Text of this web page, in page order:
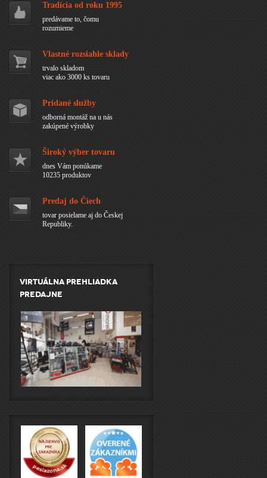
Tradícia od roku 1995
predávame to, čomu
rozumieme
Vlastné rozsiahle sklady
trvalo skladom
viac ako 3000 ks tovaru
Pridané služby
odborná montáž na u nás
zakúpené výrobky
Široký výber tovaru
dnes Vám ponúkame
10235 produktov
Predaj do Čiech
tovar posielame aj do Českej
Republiky.
Virtuálna prehliadka
predajne